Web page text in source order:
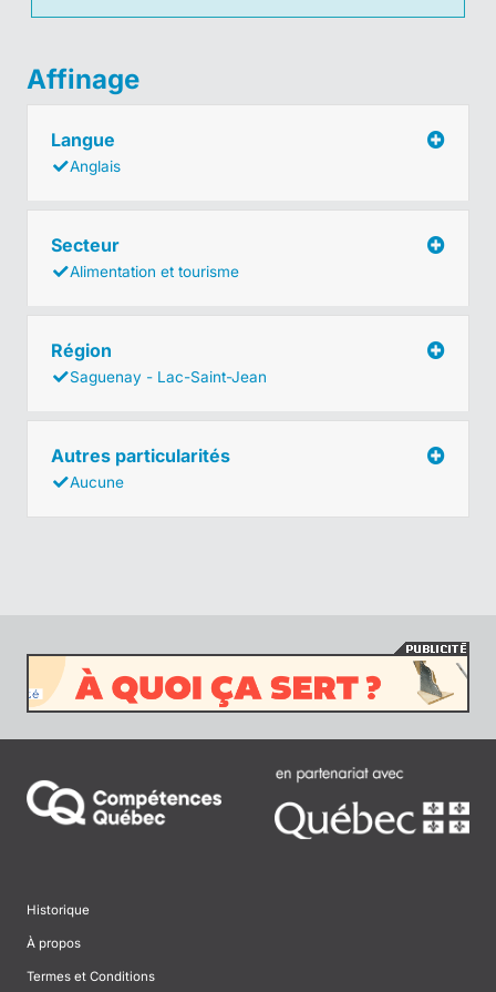
Affinage
Langue
Anglais
Secteur
Alimentation et tourisme
Région
Saguenay - Lac-Saint-Jean
Autres particularités
Aucune
Historique
À propos
Termes et Conditions